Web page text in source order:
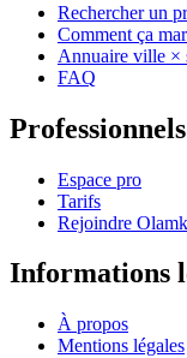
Rechercher un
Comment ça
Annuaire ville ×
FAQ
Professionnels
Espace pro
Tarifs
Rejoindre
Informations
À propos
Mentions légales